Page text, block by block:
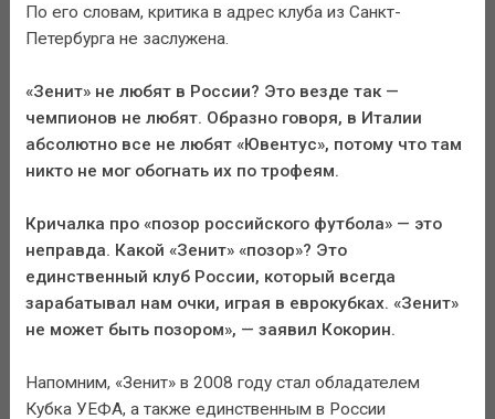
По его словам, критика в адрес клуба из Санкт-
Петербурга не заслужена.
«Зенит» не любят в России? Это везде так —
чемпионов не любят. Образно говоря, в Италии
абсолютно все не любят «Ювентус», потому что там
никто не мог обогнать их по трофеям.
Кричалка про «позор российского футбола» — это
неправда. Какой «Зенит» «позор»? Это
единственный клуб России, который всегда
зарабатывал нам очки, играя в еврокубках. «Зенит»
не может быть позором», — заявил Кокорин.
Напомним, «Зенит» в 2008 году стал обладателем
Кубка УЕФА, а также единственным в России